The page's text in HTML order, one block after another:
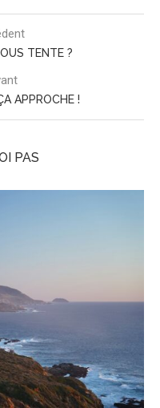
TENTE ?
APPROCHE !
PAS